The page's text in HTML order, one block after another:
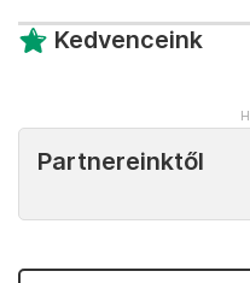
Kedvenceink
Partnereinktől